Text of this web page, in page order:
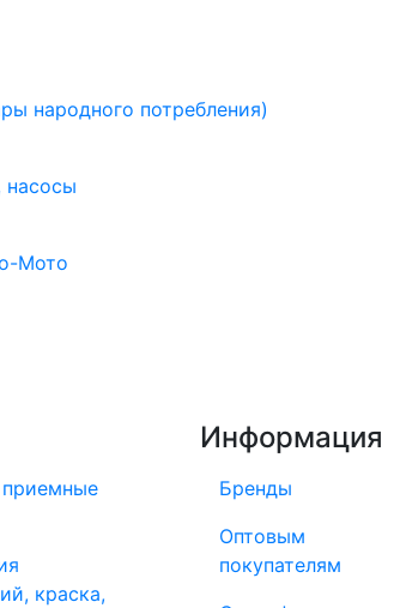
народного потребления)
Мото
приемные
краска,
Информация
Бренды
Оптовым
покупателям